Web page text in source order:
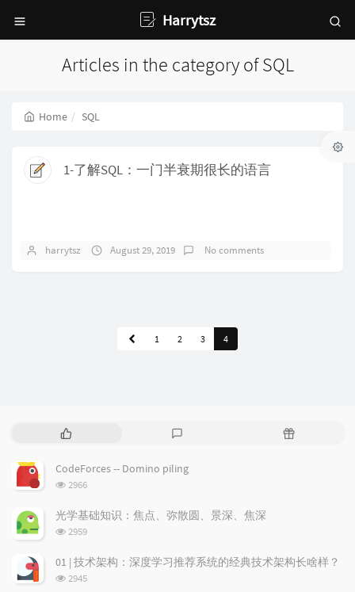
Harrytsz
Articles in the category of SQL
Home SQL
1-了解SQL：一门半衰期很长的语言
harrytsz August 29, 2019 No comments
1 2 3 4
P
p
u
a
r
r
t
e
t
m
R
t
CodeForces -- Domino piling
浏
次
数:
2966
光学基础知识：焦点、弥散圆、景深、焦深
浏
次
数:
2959
01 | 技术架构：深度学习推荐系统的经典技术架构长啥样？
浏
2945